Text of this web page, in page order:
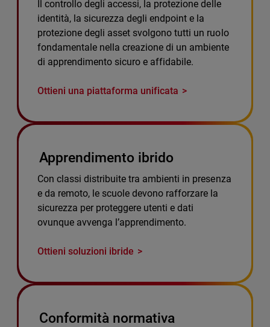
Il controllo degli accessi, la protezione delle
identità, la sicurezza degli endpoint e la
protezione degli asset svolgono tutti un ruolo
fondamentale nella creazione di un ambiente
di apprendimento sicuro e affidabile.
Ottieni una piattaforma unificata
Apprendimento ibrido
Con classi distribuite tra ambienti in presenza
e da remoto, le scuole devono rafforzare la
sicurezza per proteggere utenti e dati
ovunque avvenga l’apprendimento.
Ottieni soluzioni ibride
Conformità normativa